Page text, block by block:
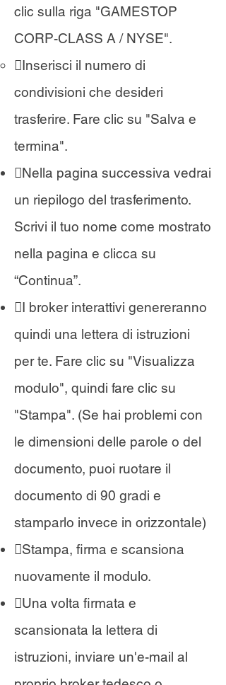
clic sulla riga "GAMESTOP
CORP-CLASS A / NYSE".
Inserisci il numero di
condivisioni che desideri
trasferire. Fare clic su "Salva e
termina".
Nella pagina successiva vedrai
un riepilogo del trasferimento.
Scrivi il tuo nome come mostrato
nella pagina e clicca su
“Continua”.
I broker interattivi genereranno
quindi una lettera di istruzioni
per te. Fare clic su "Visualizza
modulo", quindi fare clic su
"Stampa". (Se hai problemi con
le dimensioni delle parole o del
documento, puoi ruotare il
documento di 90 gradi e
stamparlo invece in orizzontale)
Stampa, firma e scansiona
nuovamente il modulo.
Una volta firmata e
scansionata la lettera di
istruzioni, inviare un'e-mail al